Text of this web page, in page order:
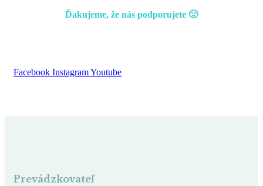
Ďakujeme, že nás podporujete 🙂
Facebook InstagramYoutube
Prevádzkovateľ